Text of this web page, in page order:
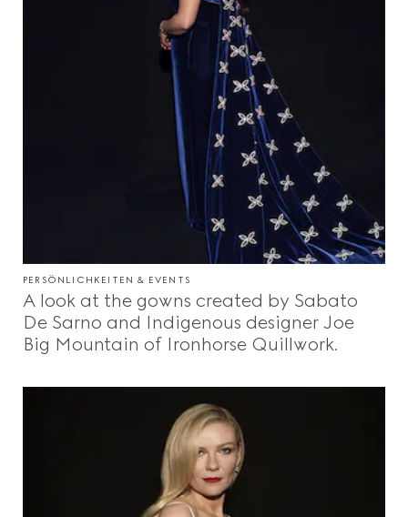
PERSÖNLICHKEITEN & EVENTS
A look at the gowns created by Sabato
De Sarno and Indigenous designer Joe
Big Mountain of Ironhorse Quillwork.